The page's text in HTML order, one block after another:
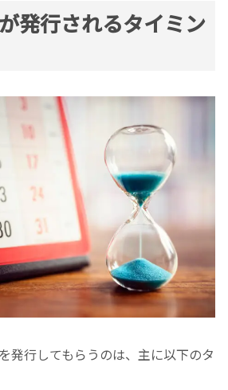
発行されるタイミン
発行してもらうのは、主に以下のタ